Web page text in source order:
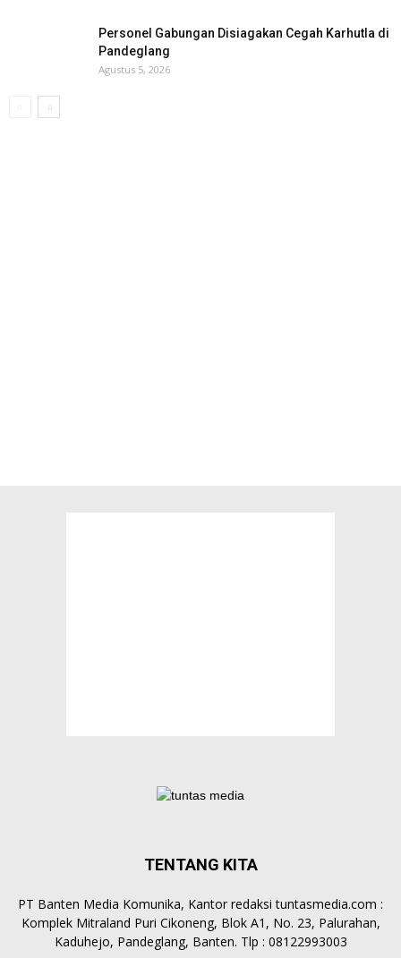
Personel Gabungan Disiagakan Cegah Karhutla di
Pandeglang
Agustus 5, 2026
TENTANG KITA
PT Banten Media Komunika, Kantor redaksi tuntasmedia.com :
Komplek Mitraland Puri Cikoneng, Blok A1, No. 23, Palurahan,
Kaduhejo, Pandeglang, Banten. Tlp : 08122993003